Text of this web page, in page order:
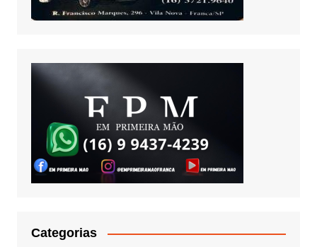
Categorias